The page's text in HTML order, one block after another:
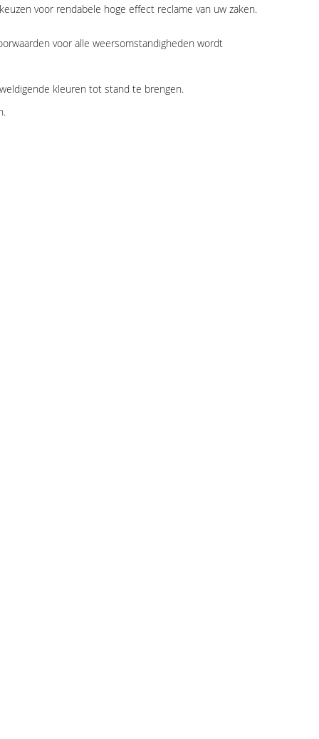
voor rendabele hoge effect reclame van uw zaken.
voor alle weersomstandigheden wordt
kleuren tot stand te brengen.